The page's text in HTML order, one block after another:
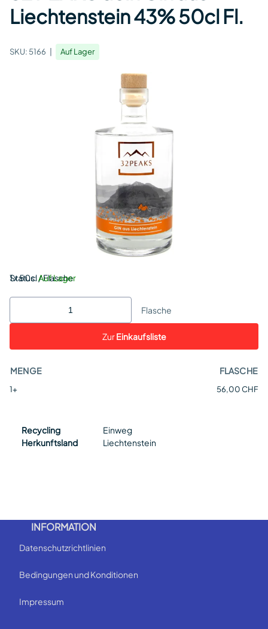
Liechtenstein 43% 50cl Fl.
SKU: 5166 Auf Lager
Status:Auf Lager
1 x 50cl / Flasche
Flasche
ZurEinkaufsliste
MENGE FLASCHE
1+ 56,00 CHF
Recycling
Einweg
Herkunftsland
Liechtenstein
INFORMATION
Datenschutzrichtlinien
Bedingungen und Konditionen
Impressum